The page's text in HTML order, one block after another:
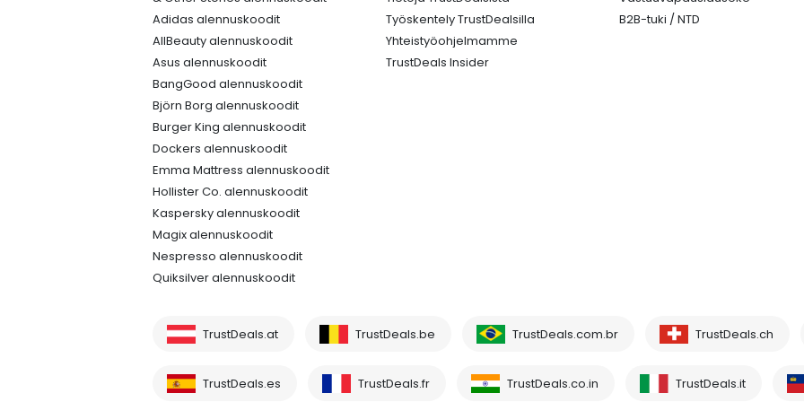
Adidas alennuskoodit
AllBeauty alennuskoodit
Asus alennuskoodit
BangGood alennuskoodit
Björn Borg alennuskoodit
Burger King alennuskoodit
Dockers alennuskoodit
Emma Mattress alennuskoodit
Hollister Co. alennuskoodit
Kaspersky alennuskoodit
Magix alennuskoodit
Nespresso alennuskoodit
Quiksilver alennuskoodit
Työskentely TrustDealsilla
Yhteistyöohjelmamme
TrustDeals Insider
B2B-tuki / NTD
TrustDeals.at TrustDeals.be TrustDeals.com.br TrustDeals.ch
TrustDeals.es TrustDeals.fr TrustDeals.co.in TrustDeals.it